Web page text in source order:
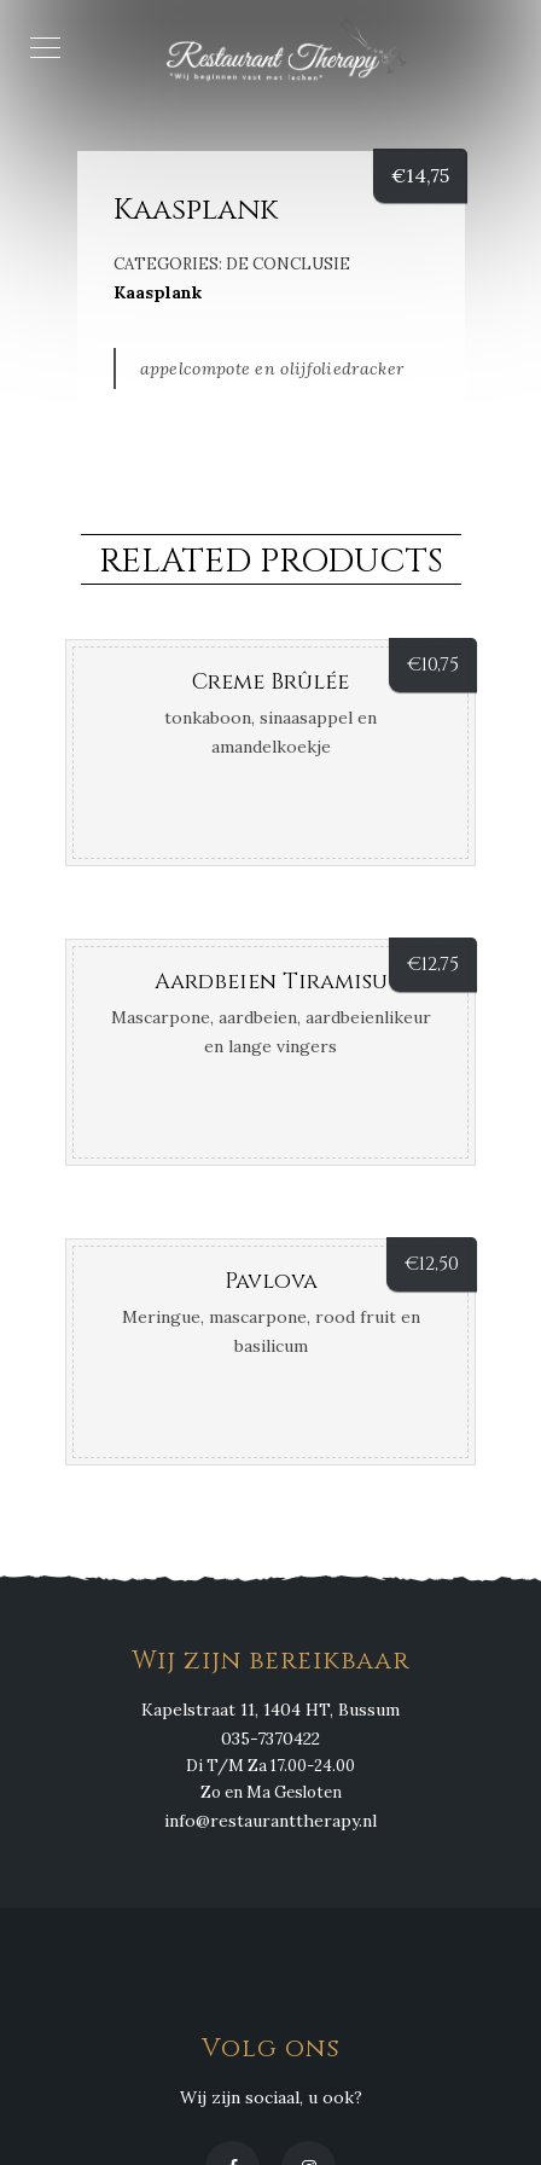
Kaasplank
CATEGORIES: DE CONCLUSIE
Kaasplank
appelcompote en olijfoliedracker
€14,75
RELATED PRODUCTS
€10,75
Creme Brûlée
tonkaboon, sinaasappel en
amandelkoekje
€12,75
Aardbeien Tiramisu
Mascarpone, aardbeien, aardbeienlikeur
en lange vingers
€12,50
Pavlova
Meringue, mascarpone, rood fruit en
basilicum
Wij zijn bereikbaar
Kapelstraat 11, 1404 HT, Bussum
035-7370422
Di T/M Za 17.00-24.00
Zo en Ma Gesloten
info@restauranttherapy.nl
Volg ons
Wij zijn sociaal, u ook?